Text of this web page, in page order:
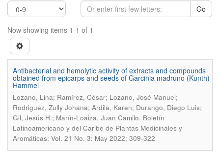
Go
Now showing items 1-1 of 1
Antibacterial and hemolytic activity of extracts and compounds
obtained from epicarps and seeds of Garcinia madruno (Kunth)
Hammel
Lozano, Lina; Ramírez, César; Lozano, José Manuel;
Rodriguez, Zully Johana; Ardila, Karen; Durango, Diego Luis;
Gil, Jesús H.; Marín-Loaiza, Juan Camilo. Boletín
Latinoamericano y del Caribe de Plantas Medicinales y
Aromáticas; Vol. 21 No. 3: May 2022; 309-322